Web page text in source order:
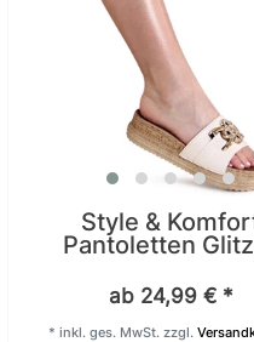
Style &
Pantoletten
ab 24,99 € *
* inkl. ges. MwSt. zzgl.